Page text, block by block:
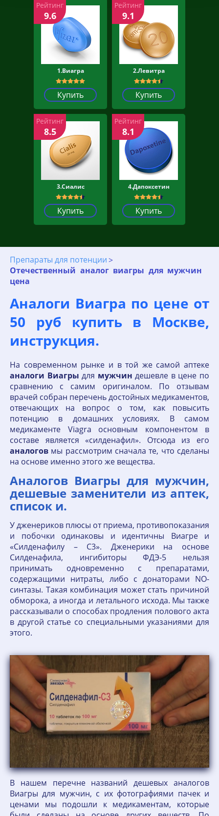
1.Виагра
Купить
Рейтинг
9.6
2.Левитра
Купить
Рейтинг
9.1
3.Сиалис
Купить
Рейтинг
8.5
4.Дапоксетин
Купить
Рейтинг
8.1
Препараты для потенции
Отечественный аналог виагры для мужчин
цена
Аналоги Виагра по цене от
50 руб купить в Москве,
инструкция.
На современном рынке и в той же самой аптеке
аналоги Виагры для мужчин дешевле в цене по
сравнению с самим оригиналом. По отзывам
врачей собран перечень достойных медикаментов,
отвечающих на вопрос о том, как повысить
потенцию в домашних условиях. В самом
медикаменте Viagra основным компонентом в
составе является «силденафил». Отсюда из его
аналогов мы рассмотрим сначала те, что сделаны
на основе именно этого же вещества.
Аналогов Виагры для мужчин,
дешевые заменители из аптек,
список и.
У дженериков плюсы от приема, противопоказания
и побочки одинаковы и идентичны Виагре и
«Силденафилу – С3». Дженерики на основе
Силденафила, ингибиторы ФДЭ-5 нельзя
принимать одновременно с препаратами,
содержащими нитраты, либо с донаторами NO-
синтазы. Такая комбинация может стать причиной
обморока, а иногда и летального исхода. Мы также
рассказывали о способах продления полового акта
в другой статье со специальными указаниями для
этого.
В нашем перечне названий дешевых аналогов
Виагры для мужчин, с их фотографиями пачек и
ценами мы подошли к медикаментам, которые